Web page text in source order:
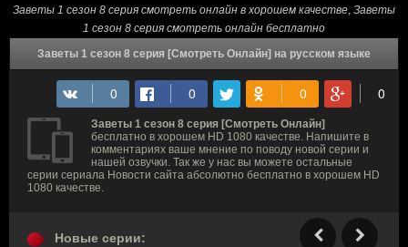
Заветы 1 сезон 8 серия смотреть онлайн в хорошем качестве, Заветы
1 сезон 8 серия смотреть онлайн бесплатно
Заветы 1 сезон 8 серия [Смотреть Онлайн] на русском языке
Заветы 1 сезон 8 серия [Смотреть Онлайн]
бесплатно в хорошем HD 1080 качестве. Напишите в
комментариях ваше мнение по поводу новой серии и
нашей озвучки. Так же у нас вы можете остальные
серии сериала Новости сайта абсолютно бесплатно в хорошем HD
1080 качестве.
Новые серии: